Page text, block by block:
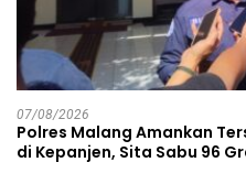
07/08/2026
Polres Malang Amankan
di Kepanjen, Sita Sabu 96